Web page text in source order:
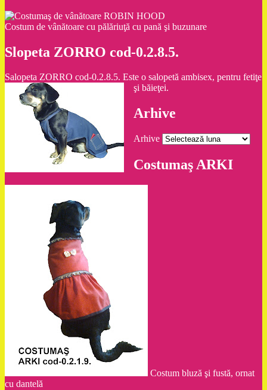
Costum de vânătoare cu pălăriuţă cu pană şi buzunare
Slopeta ZORRO cod-0.2.8.5.
Salopeta ZORRO cod-0.2.8.5. Este o salopetă ambisex, pentru fetiţe
şi băieţei.
Arhive
Arhive
Costumaş ARKI
Costum bluză şi fustă, ornat
cu dantelă